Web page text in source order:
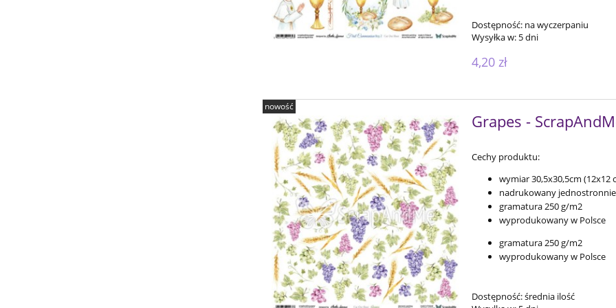
Dostępność: na wyczerpaniu
Wysyłka w: 5 dni
4,20 zł
Grapes -
Cechy produktu:
wymiar 30,5x30,5cm (12x12
nadrukowany jednostronnie
gramatura 250 g/m2
wyprodukowany w Polsce
gramatura 250 g/m2
wyprodukowany w Polsce
Dostępność:średnia ilość
nowość